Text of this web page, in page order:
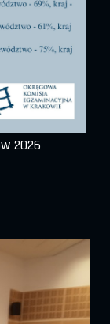
2026